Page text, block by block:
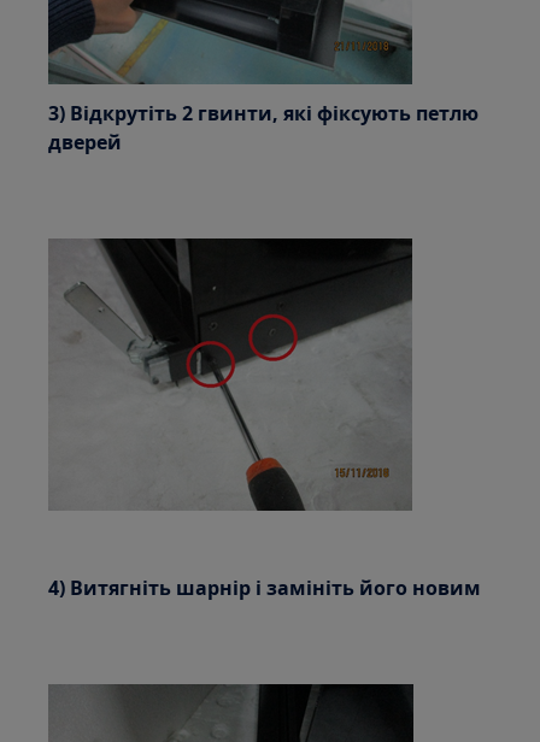
3) Відкрутіть 2 гвинти, які фіксують петлю
дверей
4) Витягніть шарнір і замініть його новим